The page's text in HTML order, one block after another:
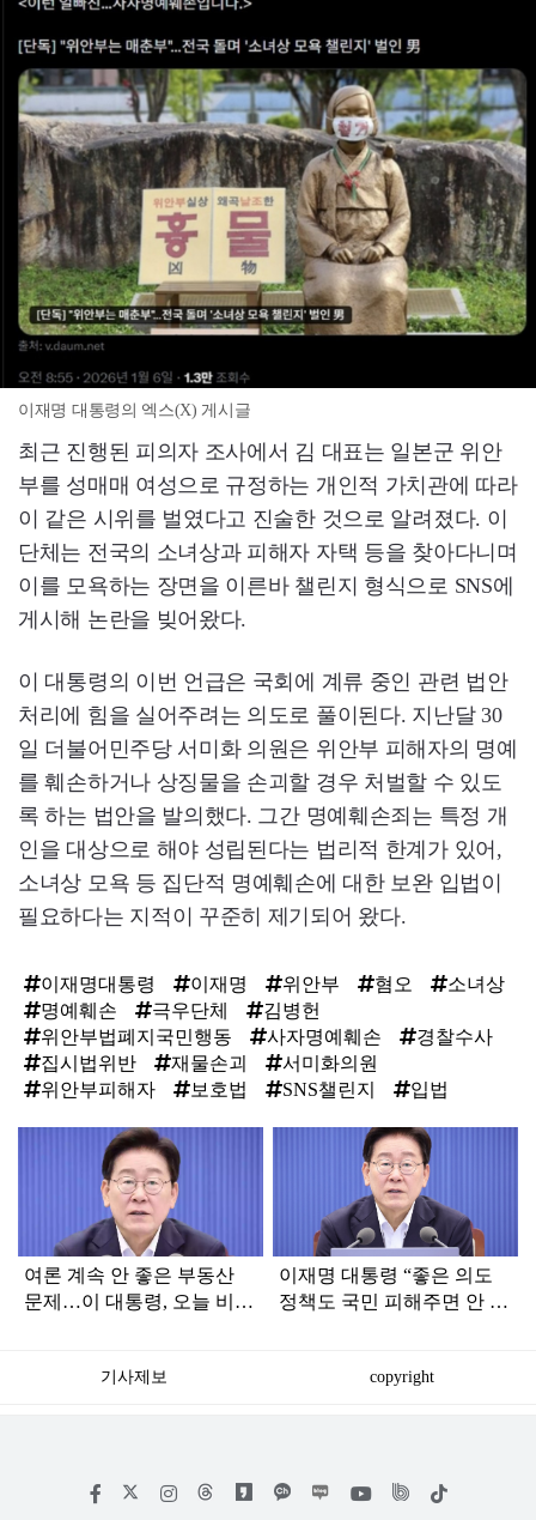
이재명 대통령의 엑스(X) 게시글
최근 진행된 피의자 조사에서 김 대표는 일본군 위안
부를 성매매 여성으로 규정하는 개인적 가치관에 따라
이 같은 시위를 벌였다고 진술한 것으로 알려졌다. 이
단체는 전국의 소녀상과 피해자 자택 등을 찾아다니며
이를 모욕하는 장면을 이른바 챌린지 형식으로 SNS에
게시해 논란을 빚어왔다.
이 대통령의 이번 언급은 국회에 계류 중인 관련 법안
처리에 힘을 실어주려는 의도로 풀이된다. 지난달 30
일 더불어민주당 서미화 의원은 위안부 피해자의 명예
를 훼손하거나 상징물을 손괴할 경우 처벌할 수 있도
록 하는 법안을 발의했다. 그간 명예훼손죄는 특정 개
인을 대상으로 해야 성립된다는 법리적 한계가 있어,
소녀상 모욕 등 집단적 명예훼손에 대한 보완 입법이
필요하다는 지적이 꾸준히 제기되어 왔다.
이재명대통령 이재명 위안부 혐오
소녀상
명예훼손
극우단체
김병헌
위안부법폐지국민행동
사자명예훼손
경찰수사
집시법위반
재물손괴
서미화의원
위안부피해자
보호법 SNS챌린지 입법
여론 계속 안 좋은 부동산
문제…이 대통령, 오늘 비공
이재명 대통령 “좋은 의도
정책도 국민 피해주면 안 하
기사제보 copyright
페
인
위
틱